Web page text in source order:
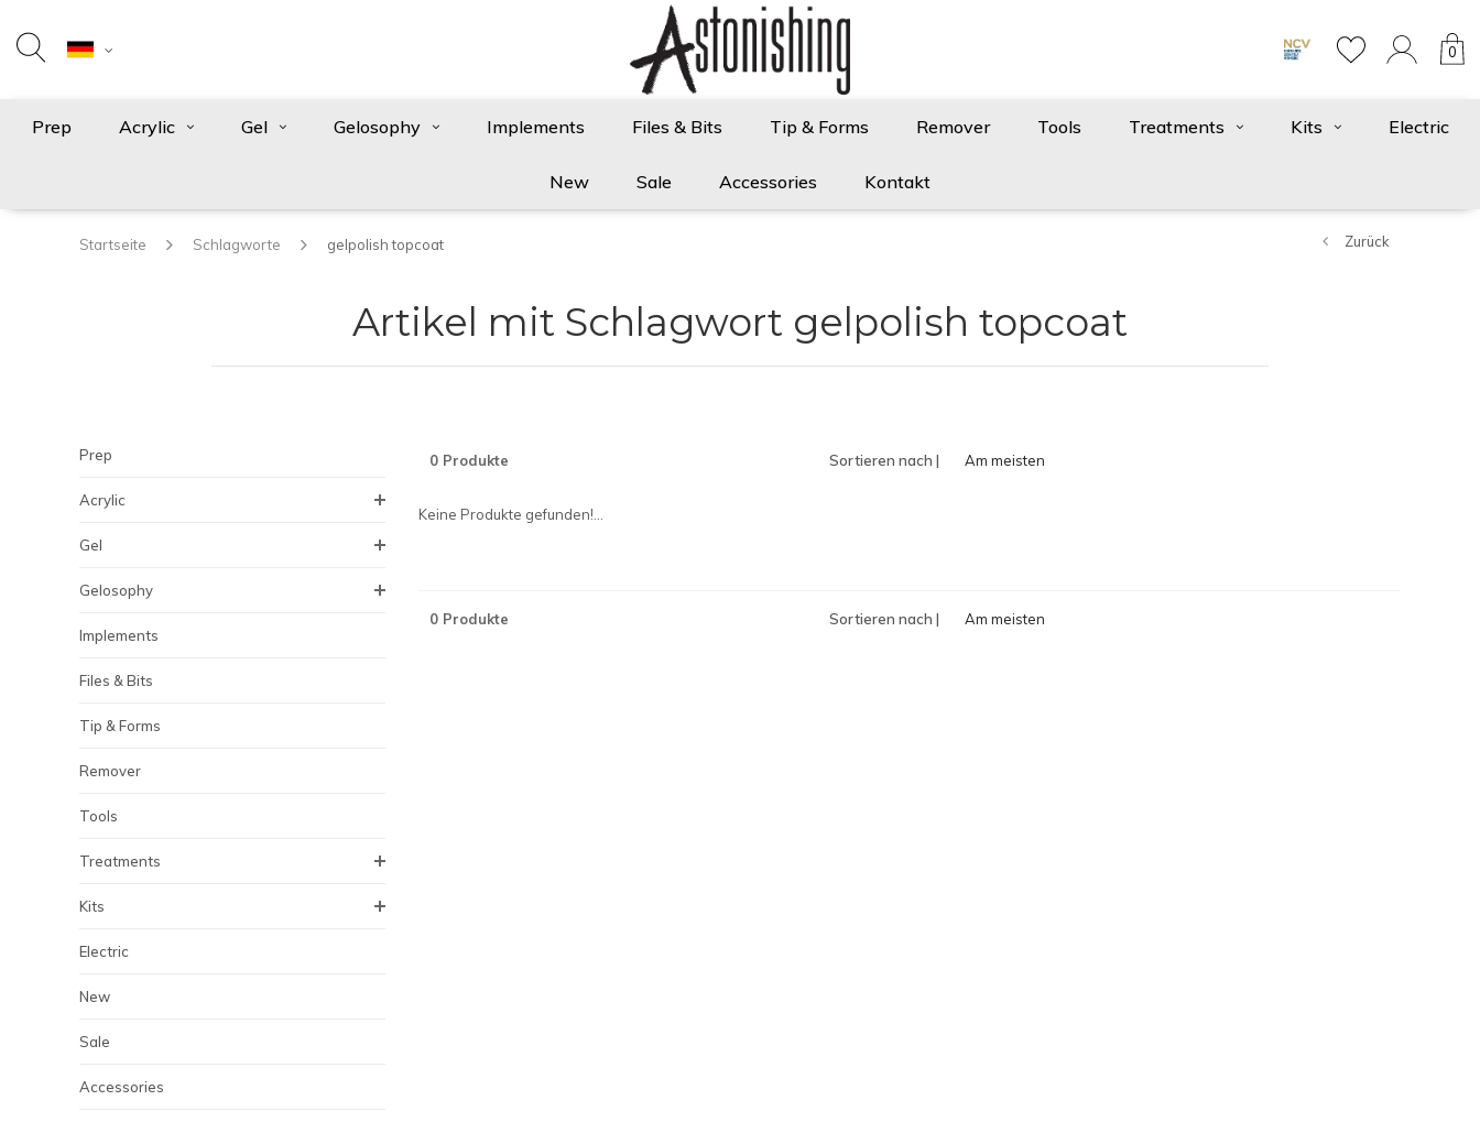
0
Prep Acrylic Gel Gelosophy Implements Files & Bits Tip & Forms Remover Tools Treatments Kits Electric
New Sale Accessories Kontakt
Startseite Schlagworte gelpolish topcoat Zurück
Artikel mit Schlagwort gelpolish topcoat
Prep
Acrylic
Gel
Gelosophy
Implements
Files & Bits
Tip & Forms
Remover
Tools
Treatments
Kits
Electric
New
Sale
Accessories
0 Produkte Sortieren nach |
Am meisten
Keine Produkte gefunden!...
0 Produkte Sortieren nach |
Am meisten